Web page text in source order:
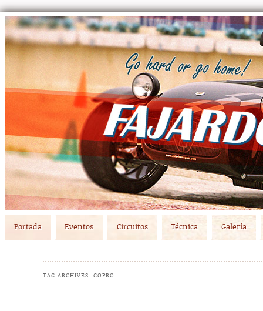
Skip to primary content
Skip to secondary content
Portada Eventos Circuitos Técnica Galería
TAG ARCHIVES:GOPRO